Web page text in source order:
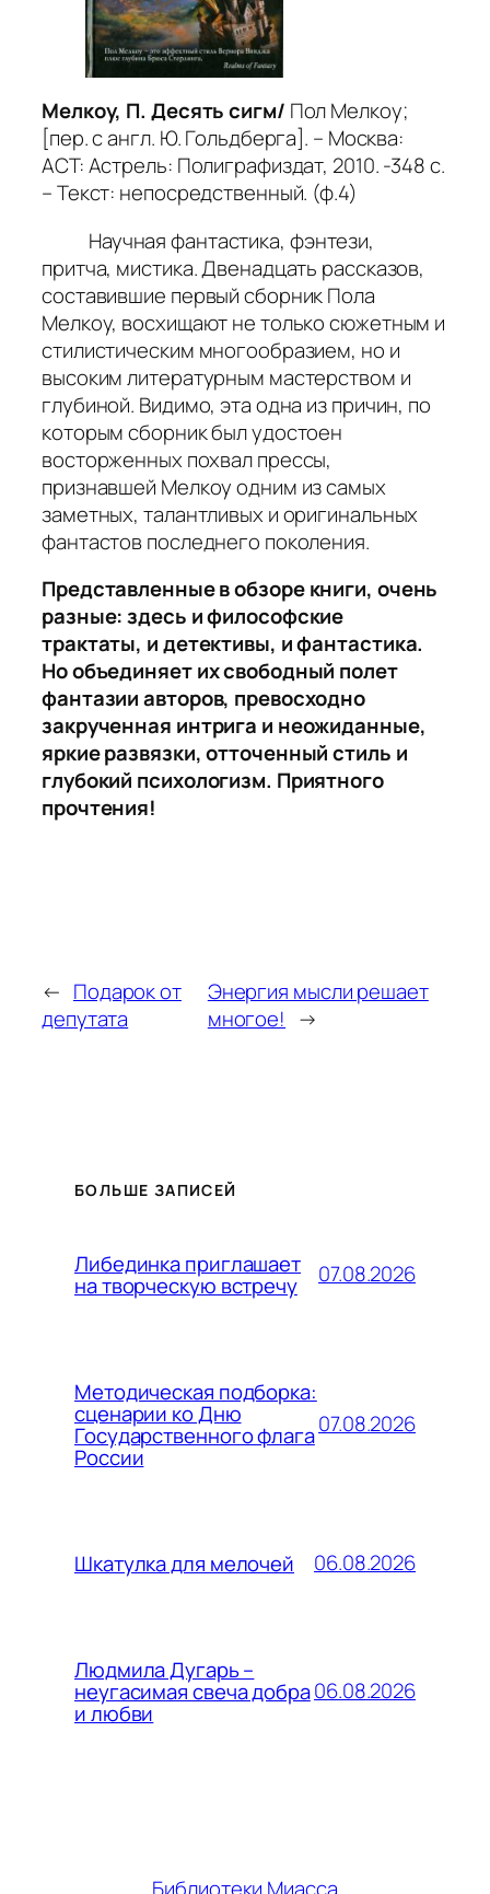
Мелкоу, П. Десять сигм/ Пол Мелкоу;
[пер. с англ. Ю. Гольдберга]. – Москва:
АСТ: Астрель: Полиграфиздат, 2010. -348 с.
– Текст: непосредственный. (ф.4)
Научная фантастика, фэнтези,
притча, мистика. Двенадцать рассказов,
составившие первый сборник Пола
Мелкоу, восхищают не только сюжетным и
стилистическим многообразием, но и
высоким литературным мастерством и
глубиной. Видимо, эта одна из причин, по
которым сборник был удостоен
восторженных похвал прессы,
признавшей Мелкоу одним из самых
заметных, талантливых и оригинальных
фантастов последнего поколения.
Представленные в обзоре книги, очень
разные: здесь и философские
трактаты, и детективы, и фантастика.
Но объединяет их свободный полет
фантазии авторов, превосходно
закрученная интрига и неожиданные,
яркие развязки, отточенный стиль и
глубокий психологизм. Приятного
прочтения!
← Подарок от
депутата
Энергия мысли решает
многое! →
БОЛЬШЕ ЗАПИСЕЙ
Либединка приглашает
на творческую встречу 07.08.2026
Методическая подборка:
сценарии ко Дню
Государственного флага
России
07.08.2026
Шкатулка для мелочей 06.08.2026
Людмила Дугарь –
неугасимая свеча добра
и любви
06.08.2026